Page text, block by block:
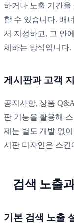
하거나 노출 기간을
할 수 있습니다. 배
서 지정하고, 그 안
체하는 방식입니다.
게시판과 고객
공지사항, 상품
판 기능을 활용해
제는 별도 개발 없
시판 디자인은 스킨
검색 노출
기본 검색 노출